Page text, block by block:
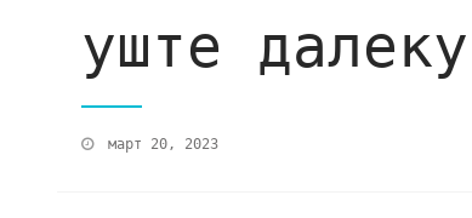
уште
март 20, 2023